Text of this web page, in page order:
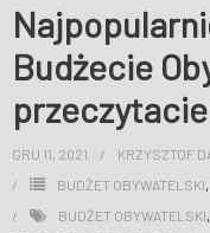
Budżecie
GRU 11, 2021
KRZYSZTOF
BUDŻET OBYWATELSKI
BUDŻET OBYWATELSKI